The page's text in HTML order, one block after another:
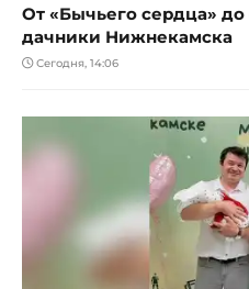
От «Бычьего сердца»
дачники Нижнекамска
Сегодня, 14:06